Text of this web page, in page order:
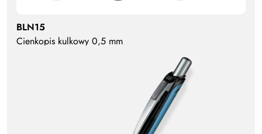
BLN15
Cienkopis kulkowy 0,5 mm